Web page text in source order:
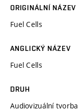
ORIGINÁLNÍ NÁZEV
Fuel Cells
ANGLICKÝ NÁZEV
Fuel Cells
DRUH
Audiovizuální tvorba